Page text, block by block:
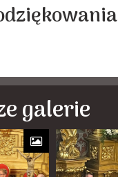
galerie